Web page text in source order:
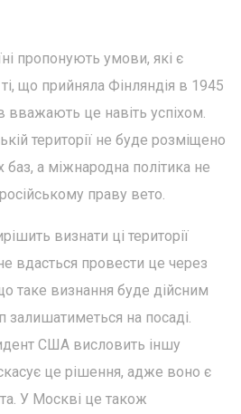
пропонують умови, які є
що прийняла Фінляндія в 1945
вважають це навіть успіхом.
території не буде розміщено
баз, а міжнародна політика не
праву вето.
визнати ці території
вдасться провести це через
таке визнання буде дійсним
на посаді.
США висловить іншу
це рішення, адже воно є
У Москві це також